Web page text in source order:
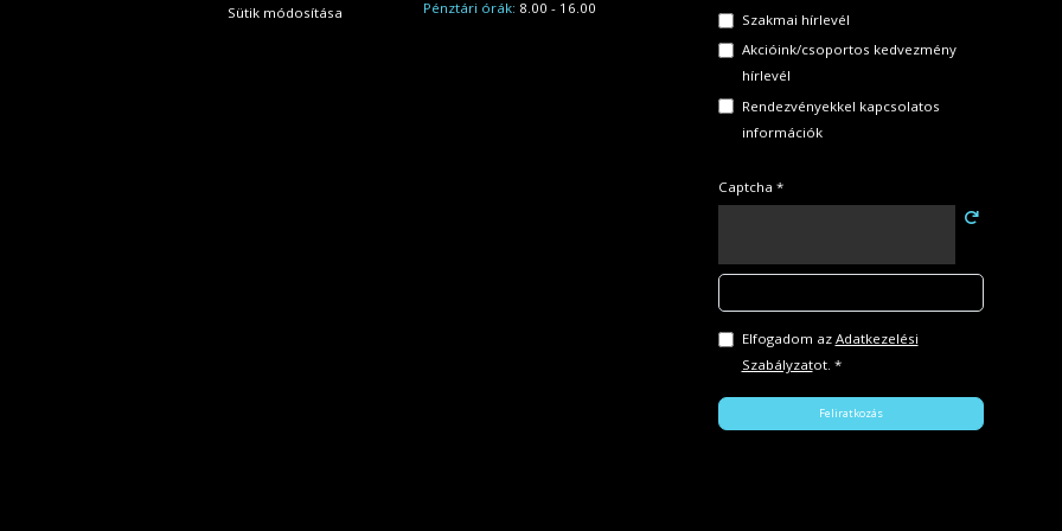
Sütik módosítása Pénztári órák: 8.00 - 16.00
Szakmai hírlevél
Akcióink/csoportos kedvezmény
hírlevél
Rendezvényekkel kapcsolatos
információk
Captcha *
Elfogadom az Adatkezelési
Szabályzatot. *
Feliratkozás